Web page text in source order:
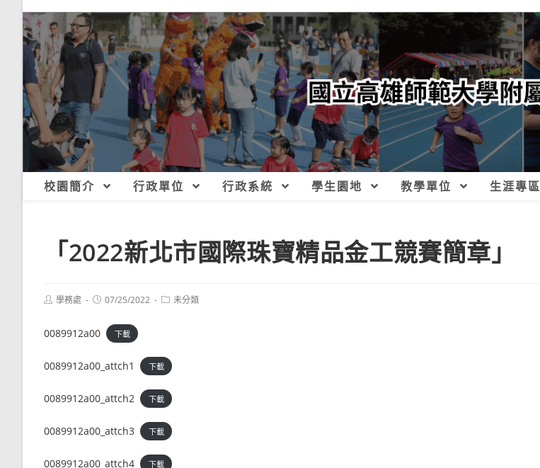
校園簡介 行政單位 行政系統 學生園地 教學單位 生涯專區
「2022新北市國際珠寶精品金工競賽簡章」
Post學務處
Post07/25/2022
Post未分類
0089912a00 下載
0089912a00_attch1 下載
0089912a00_attch2 下載
0089912a00_attch3 下載
0089912a00_attch4 下載